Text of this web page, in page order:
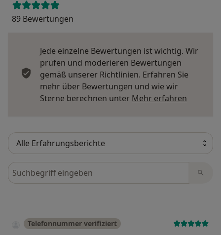
89 Bewertungen
Jede einzelne Bewertungen ist wichtig. Wir
prüfen und moderieren Bewertungen
gemäß unserer Richtlinien. Erfahren Sie
mehr über Bewertungen und wie wir
Sterne berechnen unter Mehr erfahren
Bewertungen durchsuchen
Telefonnummer verifiziert